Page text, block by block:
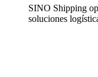
SINO Shipping
soluciones